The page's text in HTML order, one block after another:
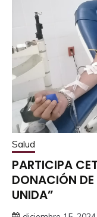
Salud
PARTICIPA
DONACIÓN
UNIDA”